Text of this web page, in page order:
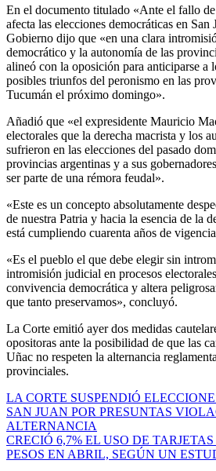
En el documento titulado «Ante el fallo
afecta las elecciones democráticas en San
Gobierno dijo que «en una clara
democrático y la autonomía de las
alineó con la oposición para anticiparse a
posibles triunfos del peronismo en las
Tucumán el próximo domingo».
Añadió que «el expresidente Mauricio
electorales que la derecha macrista y los
sufrieron en las elecciones del pasado
provincias argentinas y a sus
ser parte de una rémora feudal».
«Este es un concepto absolutamente
de nuestra Patria y hacia la esencia de la
está cumpliendo cuarenta años de
«Es el pueblo el que debe elegir sin
intromisión judicial en procesos
convivencia democrática y altera
que tanto preservamos», concluyó.
La Corte emitió ayer dos medidas
opositoras ante la posibilidad de que las
Uñac no respeten la alternancia
provinciales.
Navegación
de
entradas
LA CORTE SUSPENDIÓ
SAN JUAN POR PRESUNTAS
ALTERNANCIA
CRECIÓ 6,7% EL USO DE
PESOS EN ABRIL, SEGÚN UN